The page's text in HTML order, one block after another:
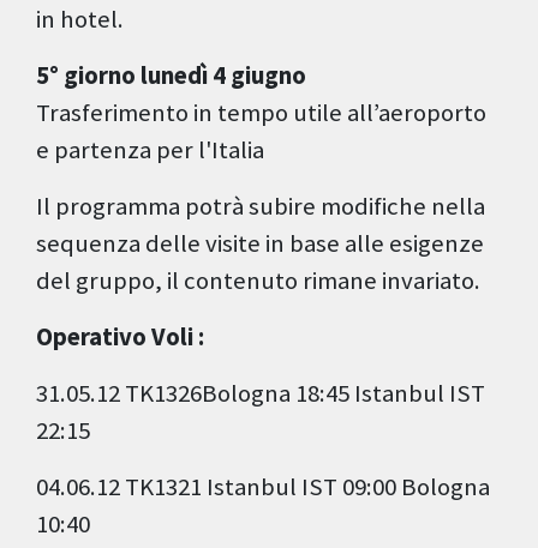
in hotel.
5° giorno lunedì 4 giugno
Trasferimento in tempo utile all’aeroporto
e partenza per l'Italia
Il programma potrà subire modifiche nella
sequenza delle visite in base alle esigenze
del gruppo, il contenuto rimane invariato.
Operativo Voli :
31.05.12 TK1326Bologna 18:45 Istanbul IST
22:15
04.06.12 TK1321 Istanbul IST 09:00 Bologna
10:40